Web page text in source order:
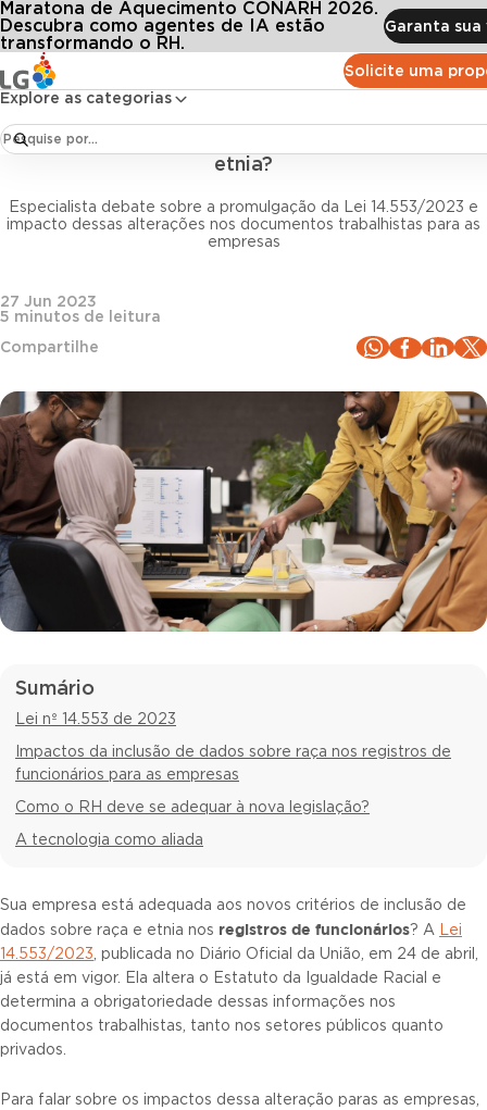
Solicite uma
Explore as categorias
Maratona de Aquecimento CONARH 2026.
Descubra como agentes de IA estão
transformando o RH.
Garanta sua
Conteúdos Blog LG Todos os artigos
registro de funcionários: quais os impactos da lei de inclusão de dados sobre
Mudanças no registro de funcionários: quais os
impactos da lei de inclusão de dados sobre raça e
etnia?
Especialista debate sobre a promulgação da Lei 14.553/2023 e
impacto dessas alterações nos documentos trabalhistas para as
empresas
27 Jun 2023
5 minutos de leitura
Compartilhe
Sumário
Lei nº 14.553 de 2023
Impactos da inclusão de dados sobre raça nos registros de
funcionários para as empresas
Como o RH deve se adequar à nova legislação?
A tecnologia como aliada
Sua empresa está adequada aos novos critérios de inclusão de
dados sobre raça e etnia nos registros de funcionários? A Lei
14.553/2023, publicada no Diário Oficial da União, em 24 de abril,
já está em vigor. Ela altera o Estatuto da Igualdade Racial e
determina a obrigatoriedade dessas informações nos
documentos trabalhistas, tanto nos setores públicos quanto
privados.
Para falar sobre os impactos dessa alteração paras as empresas,